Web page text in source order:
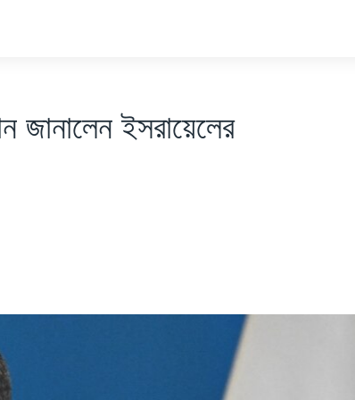
জানালেন ইসরায়েলের